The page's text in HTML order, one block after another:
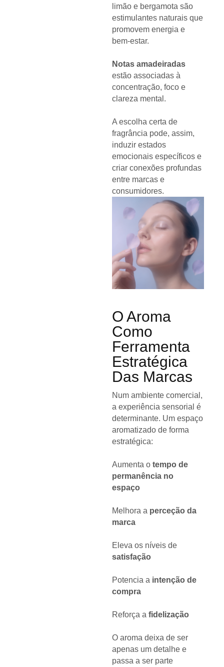
limão e bergamota são
estimulantes naturais que
promovem energia e
bem-estar.
Notas amadeiradas
estão associadas à
concentração, foco e
clareza mental.
A escolha certa de
fragrância pode, assim,
induzir estados
emocionais específicos e
criar conexões profundas
entre marcas e
consumidores.
O Aroma
Como
Ferramenta
Estratégica
Das Marcas
Num ambiente comercial,
a experiência sensorial é
determinante. Um espaço
aromatizado de forma
estratégica:
Aumenta o tempo de
permanência no
espaço
Melhora a perceção da
marca
Eleva os níveis de
satisfação
Potencia a intenção de
compra
Reforça a fidelização
O aroma deixa de ser
apenas um detalhe e
passa a ser parte